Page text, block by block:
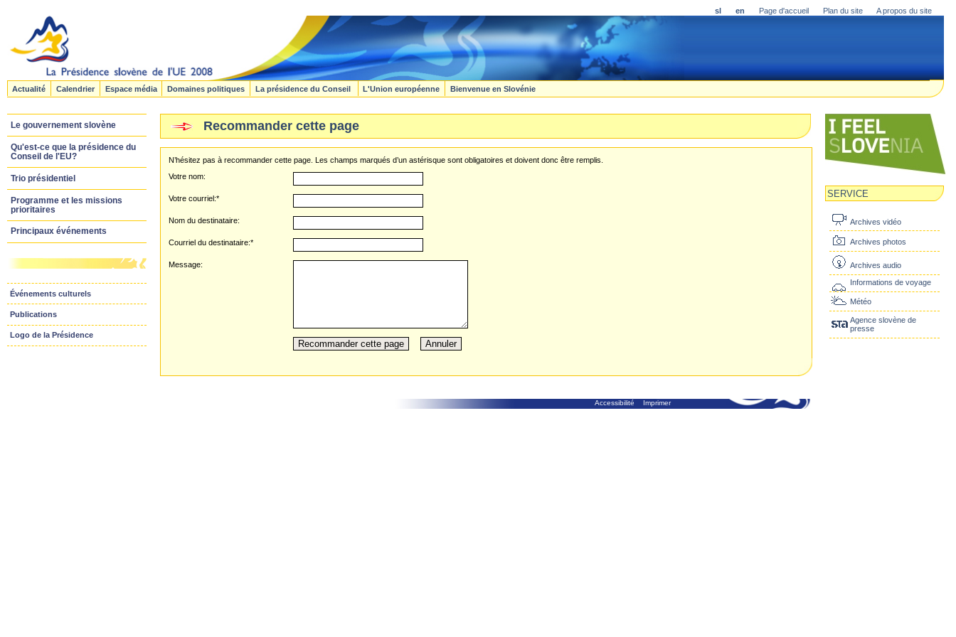
sl en Page d'accueil Plan du site A propos du site
Actualité Calendrier Espace média Domaines politiques La présidence du Conseil L'Union européenne Bienvenue en Slovénie
Le gouvernement slovène
Qu'est-ce que la présidence du
Conseil de l'EU?
Trio présidentiel
Programme et les missions
prioritaires
Principaux événements
Événements culturels
Publications
Logo de la Présidence
SERVICE
Archives vidéo
Archives photos
Archives audio
Informations de voyage
Météo
Agence slovène de
presse
Recommander cette page
N’hésitez pas à recommander cette page. Les champs marqués d’un astérisque sont obligatoires et doivent donc être remplis.
Votre nom:
Votre courriel:*
Nom du destinataire:
Courriel du destinataire:*
Message:
Accessibilité Imprimer